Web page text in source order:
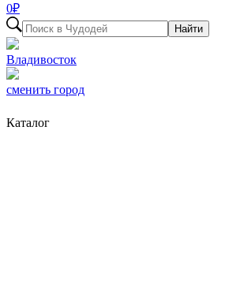
0₽
Найти
Владивосток
сменить город
Каталог